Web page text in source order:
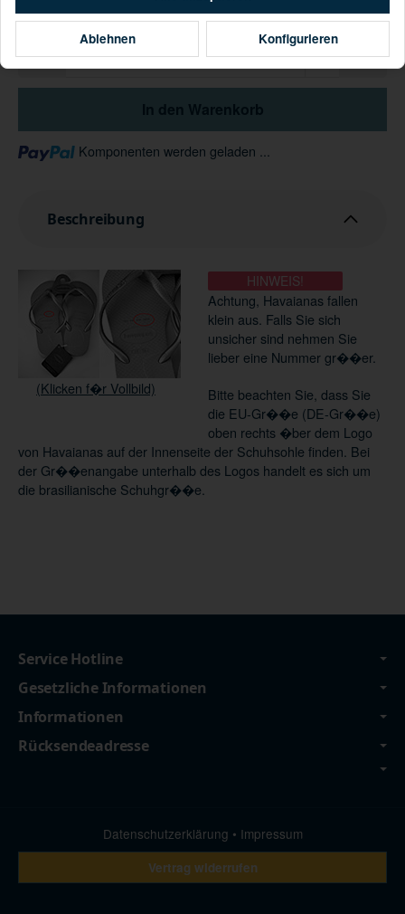
Stk
Loading... Komponenten werden geladen ...
Beschreibung
HINWEIS!
(Klicken f�r Vollbild)
Achtung, Havaianas fallen
klein aus. Falls Sie sich
unsicher sind nehmen Sie
lieber eine Nummer gr��er.
Bitte beachten Sie, dass Sie
die EU-Gr��e (DE-Gr��e)
oben rechts �ber dem Logo
von Havaianas auf der Innenseite der Schuhsohle finden. Bei
der Gr��enangabe unterhalb des Logos handelt es sich um
die brasilianische Schuhgr��e.
Service Hotline
Gesetzliche Informationen
Informationen
Rücksendeadresse
Datenschutzerklärung • Impressum
Vertrag widerrufen
Ablehnen Konfigurieren